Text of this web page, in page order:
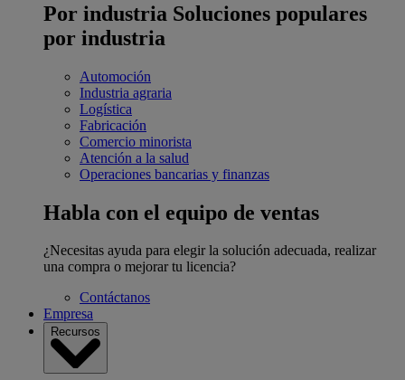
Por industria Soluciones populares
por industria
Automoción
Industria agraria
Logística
Fabricación
Comercio minorista
Atención a la salud
Operaciones bancarias y finanzas
Habla con el equipo de ventas
¿Necesitas ayuda para elegir la solución adecuada, realizar
una compra o mejorar tu licencia?
Contáctanos
Empresa
Recursos